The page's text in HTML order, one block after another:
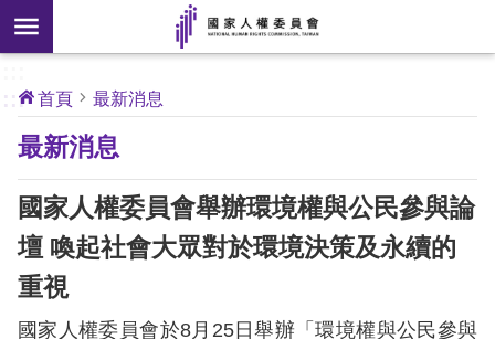
前往主要內容區塊
搜
尋
開
新
]
核
心
人
權
公
約
於
本
:::
首頁 最新消息
最新消息
國家人權委員會舉辦環境權與公民參與論
壇 喚起社會大眾對於環境決策及永續的
重視
國家人權委員會於8月25日舉辦「環境權與公民參與